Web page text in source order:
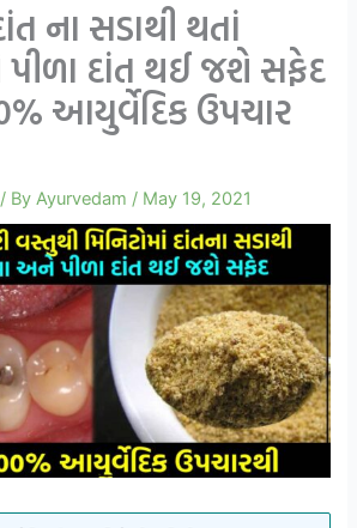
ના સડાથી થતાં
દાંત થઈ જશે સફેદ
આયુર્વેદિક ઉપચાર
/ ByAyurvedam / May 19, 2021